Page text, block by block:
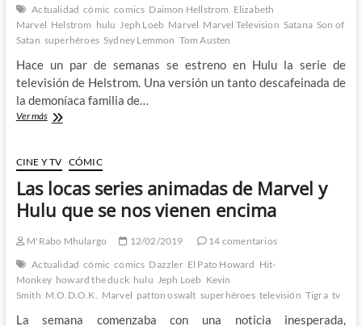
Actualidad cómic comics Daimon Hellstrom Elizabeth
Marvel Helstrom hulu Jeph Loeb Marvel Marvel Television Satana Son of
Satan superhéroes Sydney Lemmon Tom Austen
Hace un par de semanas se estreno en Hulu la serie de
televisión de Helstrom. Una versión un tanto descafeinada de
la demoníaca familia de…
Ver másHelstrom
de
un
estreno
y
precisamente
infierno
CINE Y TV CÓMIC
Las locas series animadas de Marvel y
Hulu que se nos vienen encima
M'Rabo Mhulargo 12/02/2019
14 comentarios
Actualidad cómic comics Dazzler El Pato Howard Hit-
Monkey howard the duck hulu Jeph Loeb Kevin
Smith M.O.D.O.K. Marvel patton oswalt superhéroes televisión Tigra tv
La semana comenzaba con una noticia inesperada,